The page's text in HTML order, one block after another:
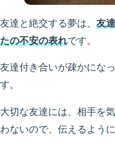
友達と絶交する夢は、 友
たの不安の表れです。
友達付き合いが疎かにな
す。
大切な友達には、相手を
わないので、伝えるように